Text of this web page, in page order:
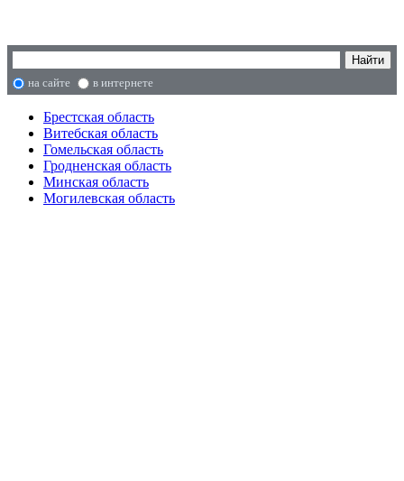
на сайте в интернете
Брестская область
Витебская область
Гомельская область
Гродненская область
Минская область
Могилевская область